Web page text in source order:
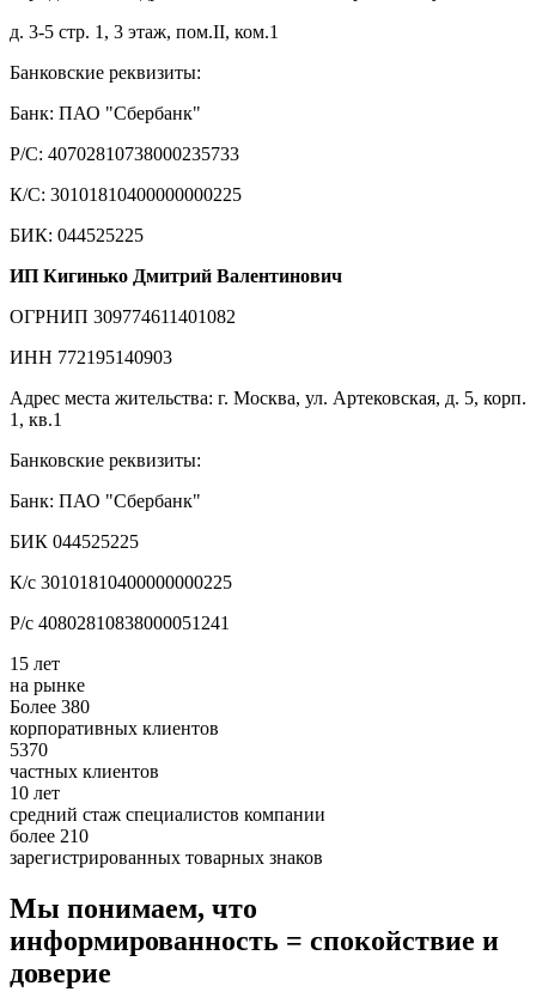
д. 3-5 стр. 1, 3 этаж, пом.II, ком.1
Банковские реквизиты:
Банк: ПАО "Сбербанк"
Р/С: 40702810738000235733
К/С: 30101810400000000225
БИК: 044525225
ИП Кигинько Дмитрий Валентинович
ОГРНИП 309774611401082
ИНН 772195140903
Адрес места жительства: г. Москва, ул. Артековская, д. 5, корп.
1, кв.1
Банковские реквизиты:
Банк: ПАО "Сбербанк"
БИК 044525225
К/с 30101810400000000225
Р/с 40802810838000051241
15 лет
на рынке
Более 380
корпоративных клиентов
5370
частных клиентов
10 лет
средний стаж специалистов компании
более 210
зарегистрированных товарных знаков
Мы понимаем, что
информированность = спокойствие и
доверие